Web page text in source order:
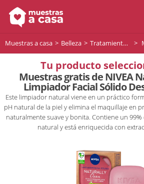
Muestras a casa Belleza Tratamiento facial
Tu producto
Muestras gratis de NIVEA
Limpiador Facial Sólido
Este limpiador natural viene en un práctico
pH natural de la piel y elimina el maquillaje en
naturalmente suave y bonita. Contiene un
natural y está enriquecida con